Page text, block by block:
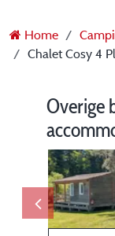
Home
Chalet Cosy 4
Overige